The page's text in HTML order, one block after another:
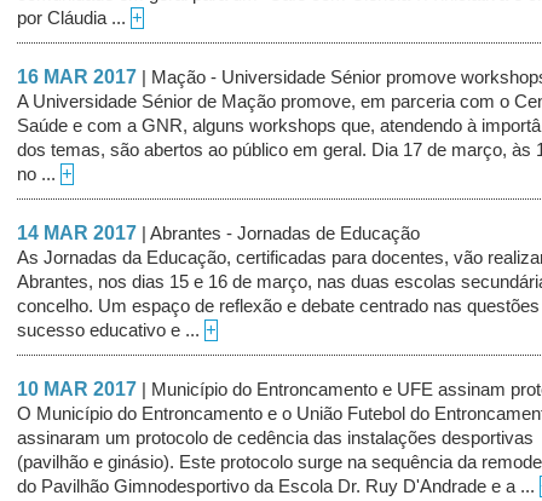
por Cláudia ... +
16 MAR 2017
| Mação - Universidade Sénior promove
A Universidade Sénior de Mação promove, em parceria com o
Saúde e com a GNR, alguns workshops que, atendendo à
dos temas, são abertos ao público em geral. Dia 17 de março, às
no ... +
14 MAR 2017
| Abrantes - Jornadas de Educação
As Jornadas da Educação, certificadas para docentes, vão
Abrantes, nos dias 15 e 16 de março, nas duas escolas
concelho. Um espaço de reflexão e debate centrado nas
sucesso educativo e ... +
10 MAR 2017
| Município do Entroncamento e UFE assinam
O Município do Entroncamento e o União Futebol do
assinaram um protocolo de cedência das instalações desportivas
(pavilhão e ginásio). Este protocolo surge na sequência da
do Pavilhão Gimnodesportivo da Escola Dr. Ruy D'Andrade e a ...